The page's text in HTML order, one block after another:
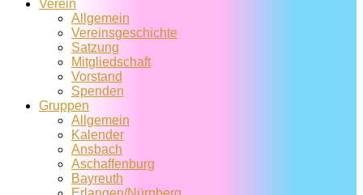
Verein
Allgemein
Vereins­geschichte
Satzung
Mitglied­schaft
Vorstand
Spenden
Gruppen
Allgemein
Kalender
Ansbach
Aschaffenburg
Bayreuth